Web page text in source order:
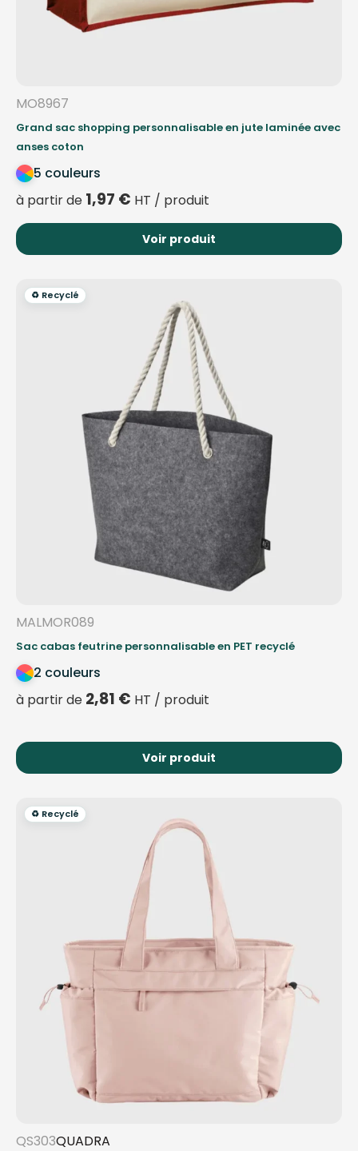
MO8967
Grand sac shopping personnalisable en jute laminée avec
anses coton
5 couleurs
à partir de 1,97 € HT / produit
Voir produit
♻️ Recyclé
MALMOR089
Sac cabas feutrine personnalisable en PET recyclé
2 couleurs
à partir de 2,81 € HT / produit
Voir produit
♻️ Recyclé
QS303QUADRA